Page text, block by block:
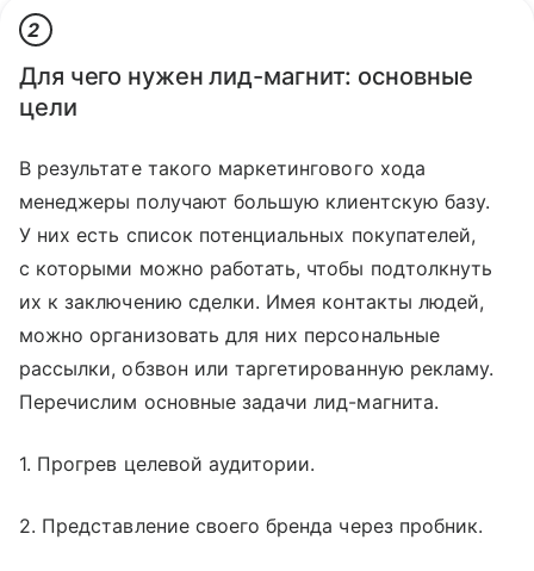
2
Для чего нужен лид-магнит: основные
цели
В результате такого маркетингового хода
менеджеры получают большую клиентскую базу.
У них есть список потенциальных покупателей,
с которыми можно работать, чтобы подтолкнуть
их к заключению сделки. Имея контакты людей,
можно организовать для них персональные
рассылки, обзвон или таргетированную рекламу.
Перечислим основные задачи лид-магнита.
1. Прогрев целевой аудитории.
2. Представление своего бренда через пробник.